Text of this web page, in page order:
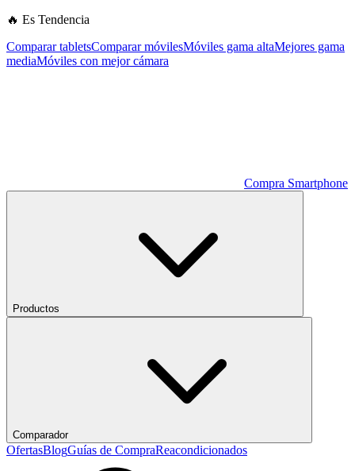
🔥 Es Tendencia
Comparar tabletsComparar móvilesMóviles gama altaMejores gama
mediaMóviles con mejor cámara
Compra Smartphone
Productos
Comparador
OfertasBlogGuías de CompraReacondicionados